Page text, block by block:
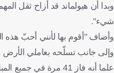
وبدا أن هيولماند قد أزاح ثقل
شيء".
وأضاف "أقوم بها لأنني أحبّ هذه
وإلى جانب تسلّحه بعاملي الأرض
علما أنه فاز 41 مرة في جميع المباريات الـ82 بينهما (13 تعادلا و28 خسارة).